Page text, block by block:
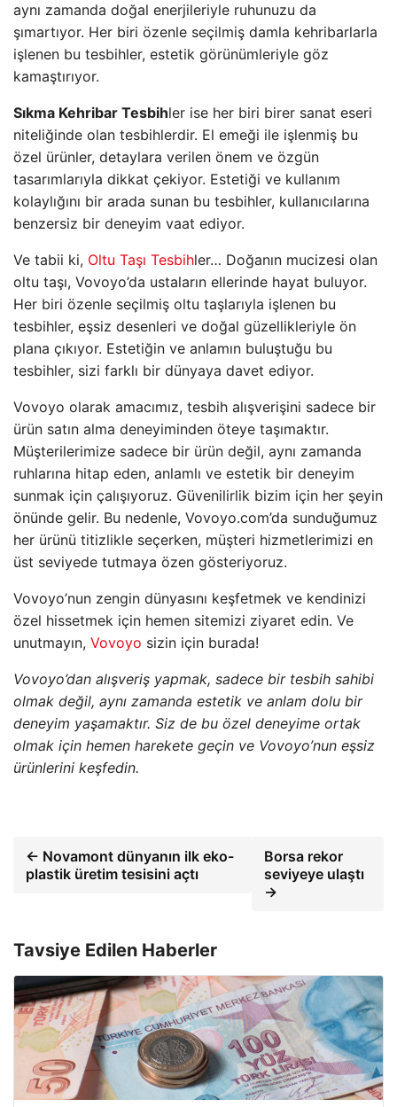
aynı zamanda doğal enerjileriyle ruhunuzu da
şımartıyor. Her biri özenle seçilmiş damla kehribarlarla
işlenen bu tesbihler, estetik görünümleriyle göz
kamaştırıyor.
Sıkma Kehribar Tesbihler ise her biri birer sanat eseri
niteliğinde olan tesbihlerdir. El emeği ile işlenmiş bu
özel ürünler, detaylara verilen önem ve özgün
tasarımlarıyla dikkat çekiyor. Estetiği ve kullanım
kolaylığını bir arada sunan bu tesbihler, kullanıcılarına
benzersiz bir deneyim vaat ediyor.
Ve tabii ki, Oltu Taşı Tesbihler… Doğanın mucizesi olan
oltu taşı, Vovoyo’da ustaların ellerinde hayat buluyor.
Her biri özenle seçilmiş oltu taşlarıyla işlenen bu
tesbihler, eşsiz desenleri ve doğal güzellikleriyle ön
plana çıkıyor. Estetiğin ve anlamın buluştuğu bu
tesbihler, sizi farklı bir dünyaya davet ediyor.
Vovoyo olarak amacımız, tesbih alışverişini sadece bir
ürün satın alma deneyiminden öteye taşımaktır.
Müşterilerimize sadece bir ürün değil, aynı zamanda
ruhlarına hitap eden, anlamlı ve estetik bir deneyim
sunmak için çalışıyoruz. Güvenilirlik bizim için her şeyin
önünde gelir. Bu nedenle, Vovoyo.com’da sunduğumuz
her ürünü titizlikle seçerken, müşteri hizmetlerimizi en
üst seviyede tutmaya özen gösteriyoruz.
Vovoyo’nun zengin dünyasını keşfetmek ve kendinizi
özel hissetmek için hemen sitemizi ziyaret edin. Ve
unutmayın, Vovoyo sizin için burada!
Vovoyo’dan alışveriş yapmak, sadece bir tesbih sahibi
olmak değil, aynı zamanda estetik ve anlam dolu bir
deneyim yaşamaktır. Siz de bu özel deneyime ortak
olmak için hemen harekete geçin ve Vovoyo’nun eşsiz
ürünlerini keşfedin.
← Novamont dünyanın ilk eko-
plastik üretim tesisini açtı
Borsa rekor
seviyeye ulaştı
→
Tavsiye Edilen Haberler